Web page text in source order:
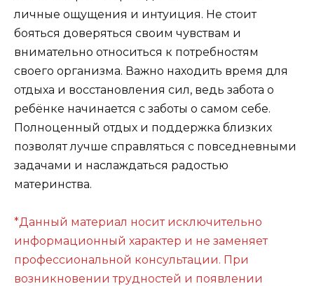
личные ощущения и интуиция. Не стоит
бояться доверяться своим чувствам и
внимательно относиться к потребностям
своего организма. Важно находить время для
отдыха и восстановления сил, ведь забота о
ребёнке начинается с заботы о самом себе.
Полноценный отдых и поддержка близких
позволят лучше справляться с повседневными
задачами и наслаждаться радостью
материнства.
*Данный материал носит исключительно
информационный характер и не заменяет
профессиональной консультации. При
возникновении трудностей и появлении